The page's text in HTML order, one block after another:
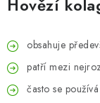
Hovězí
obsahuje
patří mezi
často se